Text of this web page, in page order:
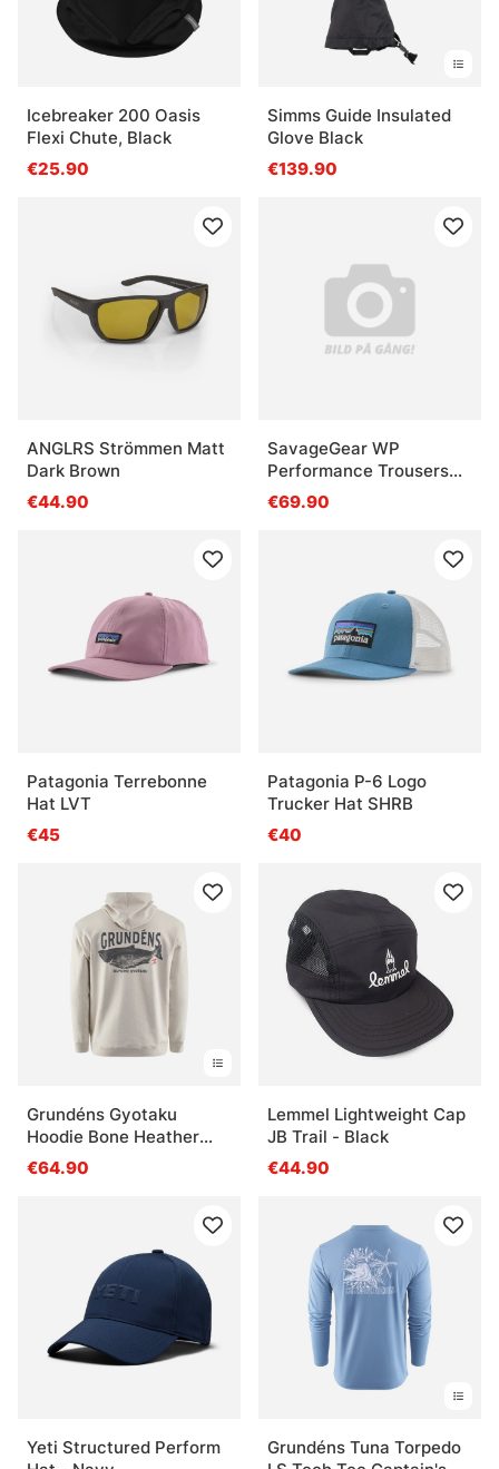
Icebreaker 200 Oasis
Flexi Chute, Black
€25.90
Simms Guide Insulated
Glove Black
€139.90
ANGLRS Strömmen Matt
Dark Brown
€44.90
SavageGear WP
Performance Trousers
XL
€69.90
Patagonia Terrebonne
Hat LVT
€45
Patagonia P-6 Logo
Trucker Hat SHRB
€40
Grundéns Gyotaku
Hoodie Bone Heather
Chinook
€64.90
Lemmel Lightweight Cap
JB Trail - Black
€44.90
Yeti Structured Perform
Grundéns Tuna Torpedo